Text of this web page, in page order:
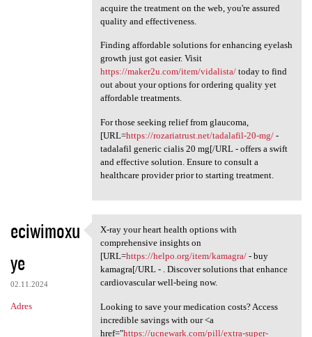
acquire the treatment on the web, you're assured
quality and effectiveness.
Finding affordable solutions for enhancing eyelash
growth just got easier. Visit
https://maker2u.com/item/vidalista/today to find
out about your options for ordering quality yet
affordable treatments.
For those seeking relief from glaucoma,
[URL=https://rozariatrust.net/tadalafil-20-mg/-
tadalafil generic cialis 20 mg[/URL - offers a swift
and effective solution. Ensure to consult a
healthcare provider prior to starting treatment.
eciwimoxu
ye
02.11.2024
Adres
X-ray your heart health
X-ray your heart health options with
comprehensive insights on
[URL=https://helpo.org/item/kamagra/- buy
kamagra[/URL - . Discover solutions that enhance
cardiovascular well-being now.
Looking to save your medication costs? Access
incredible savings with our <a
href="https://ucnewark.com/pill/extra-super-